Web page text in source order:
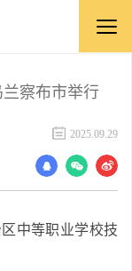
察布市举行
2025.09.29
中等职业学校技